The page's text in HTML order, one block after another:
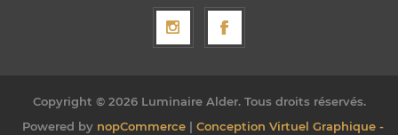
Copyright © 2026 Luminaire Alder. Tous droits réservés.
Powered by nopCommerce| Conception Virtuel Graphique -